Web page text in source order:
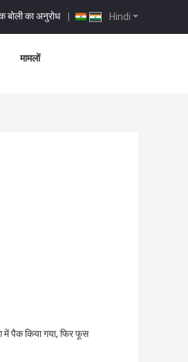
Hindi
बोली का अनुरोध |
मामलों
में पैक किया गया, फिर फूस